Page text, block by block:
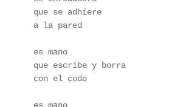
que se adhiere
a la pared
es mano
que escribe y borra
con el codo